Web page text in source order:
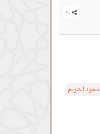
سعود الشريم